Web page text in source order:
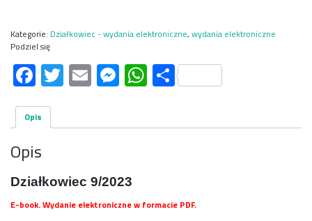
Kategorie: Działkowiec - wydania elektroniczne, wydania elektroniczne
Podziel się
Facebook
Twitter
EmailMessenger
WhatsApp
Share
Opis
Opis
Działkowiec 9/2023
E-book. Wydanie elektroniczne w formacie PDF.